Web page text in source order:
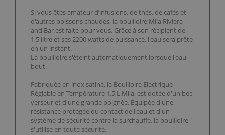
Si vous êtes amateur d’infusions, de thés, de cafés et
d'autres boissons chaudes, la bouilloire Mila Riviera
and Bar est faite pour vous. Grâce à son récipient de
1,5 litre et ses 2200 watts de puissance, l'eau sera prête
en un instant.
La bouilloire s'éteint automatiquement lorsque l'eau
bout.
Fabriquée en inox satiné, la Bouilloire Electrique
Réglable en Température 1,5 L Mila, est dotée d'un bec
verseur et d'une grande poignée. Equipée d'une
résistance protégée du contact de l'eau et d'un
système de sécurité contre la surchauffe, la bouilloire
s'utilise en toute sécurité.